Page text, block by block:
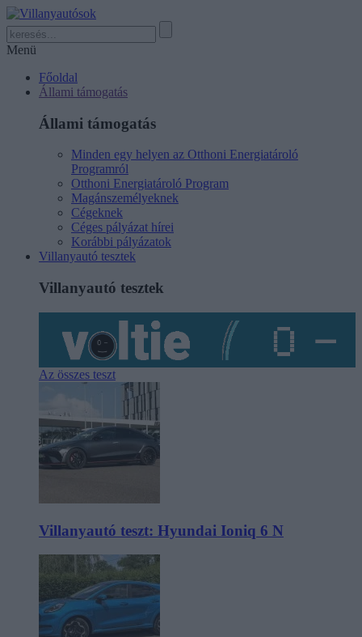
Menü
Főoldal
Állami támogatás
Állami támogatás
Minden egy helyen az Otthoni Energiatároló
Programról
Otthoni Energiatároló Program
Magánszemélyeknek
Cégeknek
Céges pályázat hírei
Korábbi pályázatok
Villanyautó tesztek
Villanyautó tesztek
Az összes teszt
Villanyautó teszt: Hyundai Ioniq 6 N